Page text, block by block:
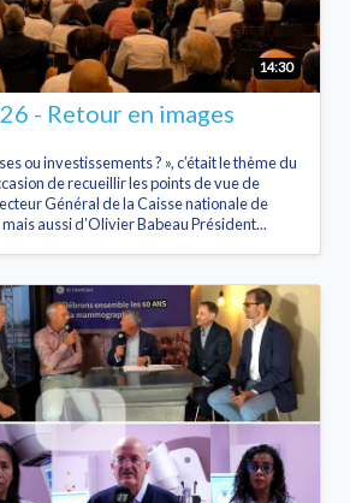
14:30
- Retour en images
ou investissements ? », c’était le thème du
de recueillir les points de vue de
Général de la Caisse nationale de
aussi d’Olivier Babeau Président...